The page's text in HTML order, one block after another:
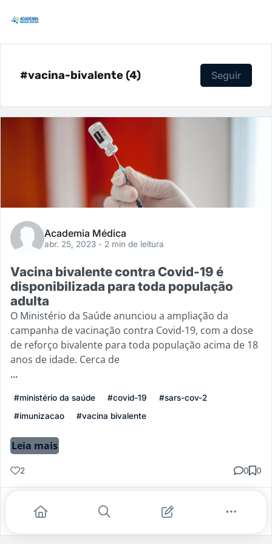
#vacina-bivalente (4) Seguir
Academia Médica
abr. 25, 2023 - 2 min de leitura
Vacina bivalente contra Covid-19 é
disponibilizada para toda população
adulta
O Ministério da Saúde anunciou a ampliação da
campanha de vacinação contra Covid-19, com a dose
de reforço bivalente para toda população acima de 18
anos de idade. Cerca de
...
#ministério da saúde #covid-19
#sars-cov-2
#imunizacao
#vacina bivalente
Leia mais
2 0 0
Gostei Comentar Salvar